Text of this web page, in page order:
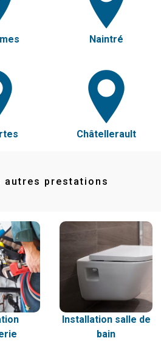
Naintré
Châtellerault
autres prestations
Installation salle de
bain